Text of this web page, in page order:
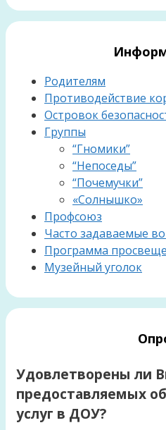
Родителям
Противодействие
Островок
Группы
“Гномики”
“Непоседы”
“Почемучки”
«Солнышко»
Профсоюз
Часто задаваемые
Программа
Музейный уголок
Удовлетворены ли
предоставляемых
услуг в ДОУ?